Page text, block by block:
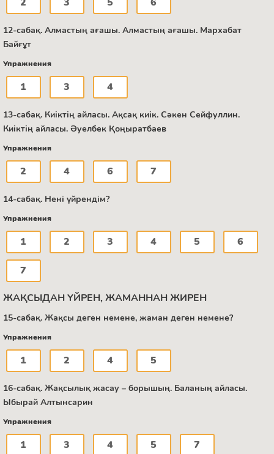
12-сабақ. Алмастың ағашы. Алмастың ағашы. Мархабат
Байғұт
Упражнения
1 3 4
13-сабақ. Киіктің айласы. Ақсақ киік. Сәкен Сейфуллин.
Киіктің айласы. Әуелбек Қоңыратбаев
Упражнения
2 4 6 7
14-сабақ. Нені үйрендім?
Упражнения
1 2 3 4 5 6
7
ЖАҚСЫДАН ҮЙРЕН, ЖАМАННАН ЖИРЕН
15-сабақ. Жақсы деген немене, жаман деген немене?
Упражнения
1 2 4 5
16-сабақ. Жақсылық жасау – борышың. Баланың айласы.
Ыбырай Алтынсарин
Упражнения
1 3 4 5 7